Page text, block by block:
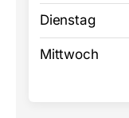
Dienstag
Mittwoch